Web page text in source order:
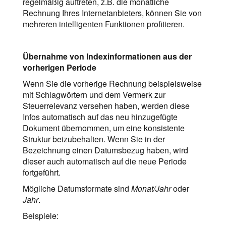
Rechnung Ihres Internetanbieters, können Sie von
mehreren intelligenten Funktionen profitieren.
Übernahme von Indexinformationen aus der
vorherigen Periode
Wenn Sie die vorherige Rechnung beispielsweise
mit Schlagwörtern und dem Vermerk zur
Steuerrelevanz versehen haben, werden diese
Infos automatisch auf das neu hinzugefügte
Dokument übernommen, um eine konsistente
Struktur beizubehalten. Wenn Sie in der
Bezeichnung einen Datumsbezug haben, wird
dieser auch automatisch auf die neue Periode
fortgeführt.
Mögliche Datumsformate sind Monat/Jahroder
Jahr.
Beispiele: